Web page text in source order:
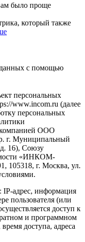
было проще
который также
данных с помощью
персональных
www.incom.ru (далее
персональных
компанией ООО
г. Муниципальный
16), Союзу
«ИНКОМ-
г. Москва, ул.
IP-адрес, информация
пользователя (или
доступ к
и программном
доступа, адреса